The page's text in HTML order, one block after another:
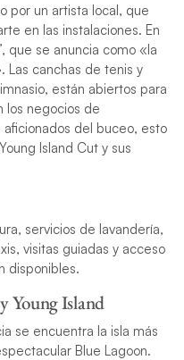
por un artista local, que
en las instalaciones. En
que se anuncia como «la
Las canchas de tenis y
están abiertos para
los negocios de
del buceo, esto
Island Cut y sus
servicios de lavandería,
visitas guiadas y acceso
disponibles.
Young Island
se encuentra la isla más
Blue Lagoon.